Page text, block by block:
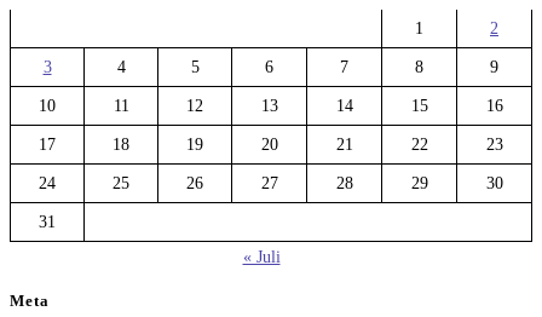
1 2
3 4 5 6 7 8 9
10 11 12 13 14 15 16
17 18 19 20 21 22 23
24 25 26 27 28 29 30
31
« Juli
Meta